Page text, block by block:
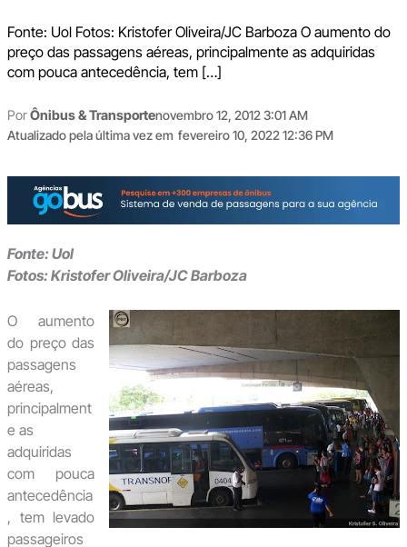
Fonte: Uol Fotos: Kristofer Oliveira/JC Barboza O aumento do
preço das passagens aéreas, principalmente as adquiridas
com pouca antecedência, tem […]
PorÔnibus & Transportenovembro 12, 2012 3:01 AM
Atualizado pela última vez em fevereiro 10, 2022 12:36 PM
Fonte: Uol
Fotos: Kristofer Oliveira/JC Barboza
O aumento
do preço das
passagens
aéreas,
principalment
e as
adquiridas
com pouca
antecedência
, tem levado
passageiros